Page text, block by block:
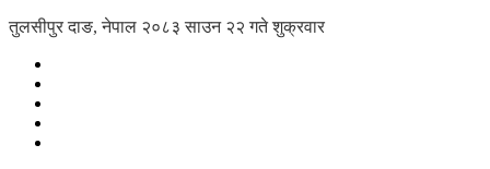
तुलसीपुर दाङ, नेपाल २०८३ साउन २२ गते शुक्रवार